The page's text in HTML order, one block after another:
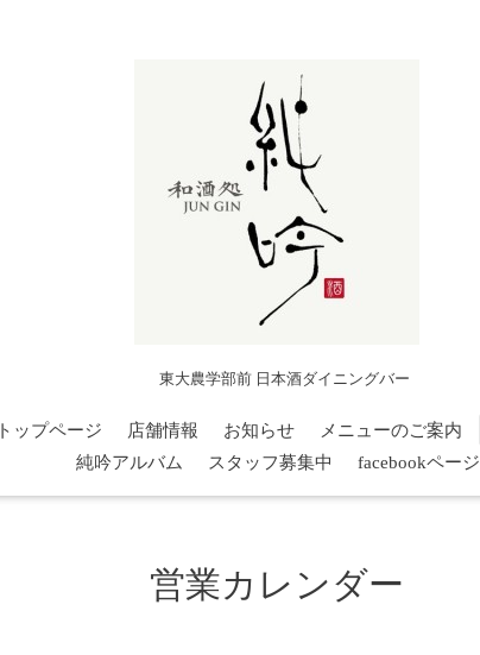
東大農学部前 日本酒ダイニングバー
トップページ 店舗情報 お知らせ メニューのご案内
純吟アルバム
スタッフ募集中 facebookページ
営業カレンダー